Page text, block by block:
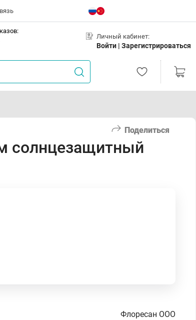
Личный кабинет:
Войти | Зарегистрироваться
Поделиться
солнцезащитный
Флоресан ООО